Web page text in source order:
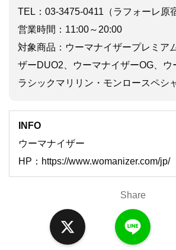
TEL：03-3475-0411（ラフォーレ原
営業時間：11:00～20:00
対象商品：ウーマナイザープレミア
ザーDUO2、ウーマナイザーOG、ウ
ラシックマリリン・モンロースペシ
INFO
ウーマナイザー
HP：https://www.womanizer.com/jp/
Share